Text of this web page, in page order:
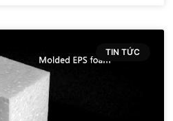
TIN TỨC